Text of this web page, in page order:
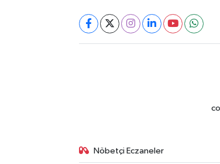
Nöbetçi Eczaneler